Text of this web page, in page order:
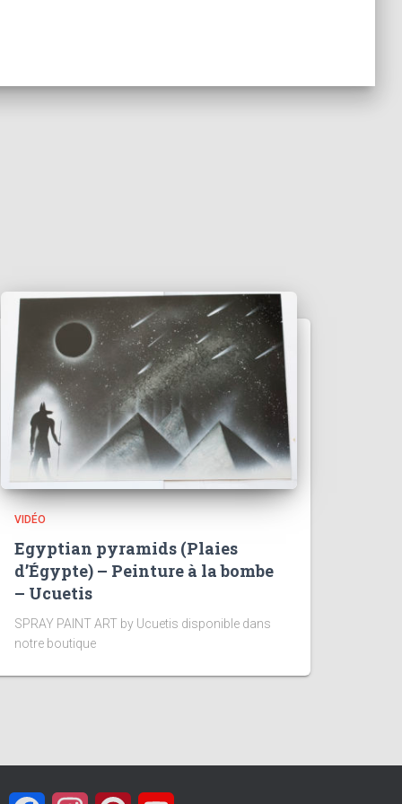
VIDÉO
Egyptian pyramids (Plaies
d’Égypte) – Peinture à la bombe
– Ucuetis
SPRAY PAINT ART by Ucuetis disponible dans
notre boutique